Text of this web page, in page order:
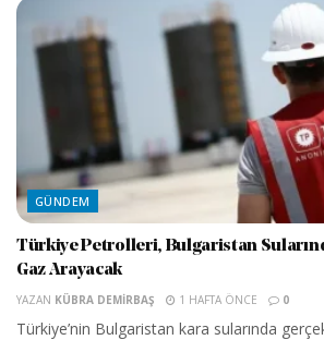
GÜNDEM
Türkiye Petrolleri, Bulgaristan
Gaz Arayacak
YAZAN KÜBRA DEMIRBAŞ 1 HAFTA ÖNCE 0
Türkiye’nin Bulgaristan kara sularında